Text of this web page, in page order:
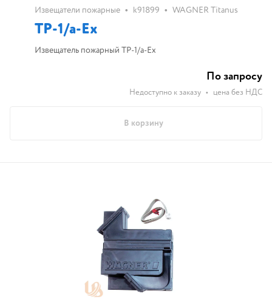
Извещатели пожарные • k91899 • WAGNER Titanus
TP-1/a-Ex
Извещатель пожарный TP-1/a-Ex
По запросу
Недоступно к заказу • цена без НДС
В корзину